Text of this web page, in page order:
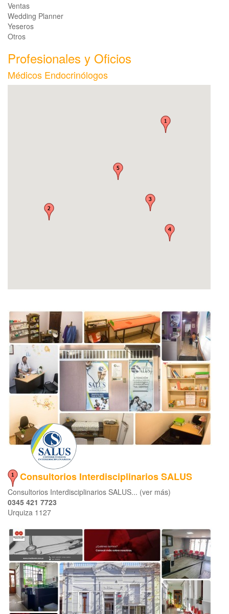
Ventas
Wedding Planner
Yeseros
Otros
Profesionales y Oficios
Médicos Endocrinólogos
Consultorios Interdisciplinarios SALUS
Consultorios Interdisciplinarios SALUS... (ver más)
0345 421 7723
Urquiza 1127